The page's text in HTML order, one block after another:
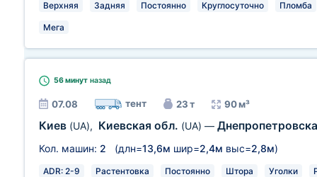
Верхняя Задняя Постоянно Круглосуточно Пломба
Мега
56 минут назад
07.08 тент 23 т 90 м³
Киев (UA), Киевская обл. (UA) —
Кол. машин: 2 (длн=13,6м шир=2,4м выс=2,8м)
ADR: 2-9 Растентовка Постоянно Штора Уголки